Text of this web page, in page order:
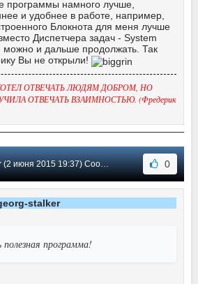
программы намного лучше,
и удобнее в работе, например,
Блокнота для меня лучше
Диспетчера задач - System
можно и дальше продолжать. Так
Вы не открыли!
ОТВЕЧАТЬ ЛЮДЯМ ДОБРОМ, НО
ОТВЕЧАТЬ ВЗАИМНОСТЬЮ. (Фредерик
(2 июня 2015 19:37) Сообщение #28 0
stalker
полезная программа!